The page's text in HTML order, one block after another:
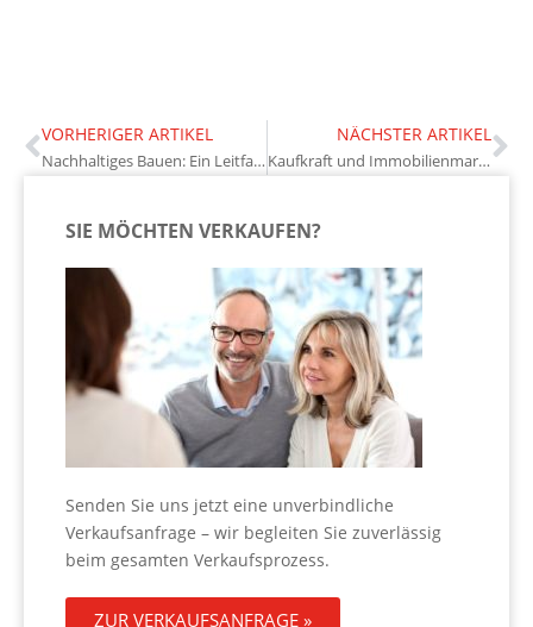
VORHERIGER ARTIKEL
Nachhaltiges Bauen: Ein Leitfaden für umweltbewusste Immobilienkäufer
NÄCHSTER ARTIKEL
Kaufkraft und Immobilienmarkt 2025: Chancen für Eigentümer
SIE MÖCHTEN VERKAUFEN?
Senden Sie uns jetzt eine unverbindliche
Verkaufsanfrage – wir begleiten Sie zuverlässig
beim gesamten Verkaufsprozess.
ZUR VERKAUFSANFRAGE »